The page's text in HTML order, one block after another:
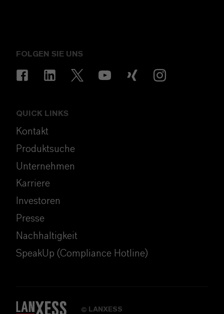
FOLGEN SIE UNS
QUICK LINKS
Kontakt
Produktsuche
Unternehmen
Karriere
Investoren
Presse
Nachhaltigkeit
SpeakUp (Compliance Hotline)
LANXESS